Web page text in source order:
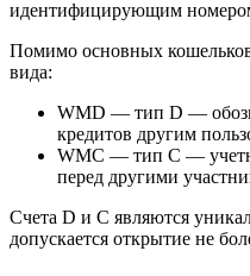
идентифицирующим
Помимо основных
вида:
WMD — тип D —
кредитов другим
WMC — тип С —
перед другими
Счета D и C являются
допускается открытие не